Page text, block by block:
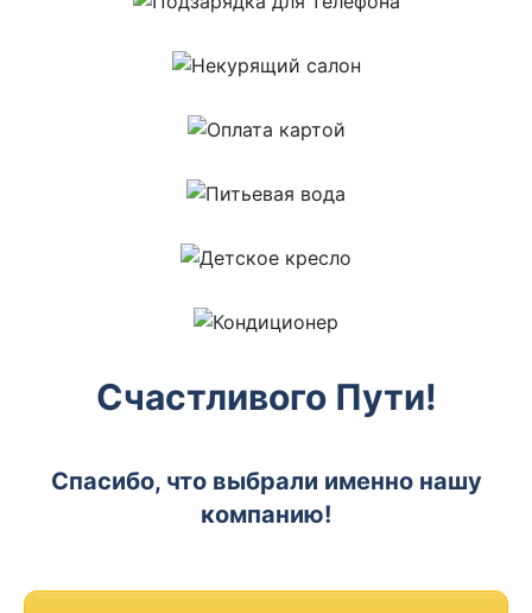
Счастливого Пути!
Спасибо, что выбрали именно нашу
компанию!